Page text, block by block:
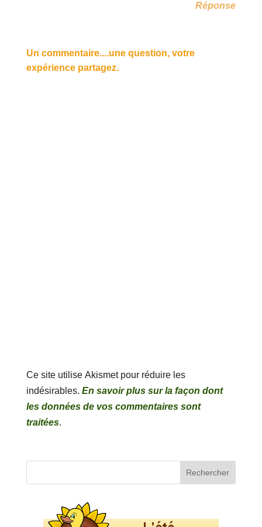
Réponse
Un commentaire....une question, votre
expérience partagez.
Ce site utilise Akismet pour réduire les
indésirables. En savoir plus sur la façon dont
les données de vos commentaires sont
traitées.